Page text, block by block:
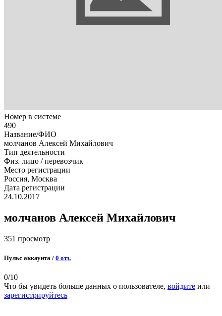
Номер в системе
490
Название/ФИО
молчанов Алексей Михайлович
Тип деятельности
Физ. лицо / перевозчик
Место регистрации
Россия, Москва
Дата регистрации
24.10.2017
молчанов Алексей Михайлович
351 просмотр
Пульс аккаунта / 0 отз.
0/10
Что бы увидеть больше данных о пользователе, войдите или
зарегистрируйтесь